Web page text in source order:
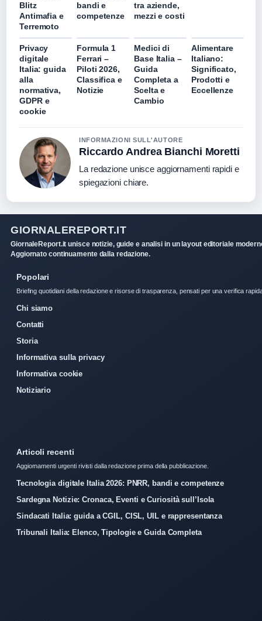
Blitz
Antimafia e
Terremoto
bandi e
competenze
tra aziende,
mezzi e costi
Privacy
digitale
Italia: guida
alla
normativa,
GDPR e
cookie
Formula 1
Ferrari –
Piloti 2026,
Classifica e
Notizie
Medici di
Base Italia –
Guida
Completa a
Scelta e
Cambio
Alimentare
Italiano:
Significato,
Prodotti e
Eccellenze
INFORMAZIONI SULL'AUTORE
Riccardo Andrea Bianchi Moretti
La redazione unisce aggiornamenti rapidi e
spiegazioni chiare.
GIORNALEREPORT.IT
GiornaleReport.it unisce notizie, guide e analisi in un layout editoriale
Aggiornato continuamente dalla redazione.
Popolari
Briefing quotidiani della redazione e risorse di trasparenza, pensati per una verifica
Chi siamo
Contatti
Storia
Informativa sulla privacy
Informativa cookie
Notiziario
Articoli recenti
Aggiornamenti urgenti rivisti dalla redazione prima della pubblicazione.
Tecnologia digitale Italia 2026: PNRR, bandi e competenze
Sardegna Notizie: Cronaca, Eventi e Curiosità sull’Isola
Sindacati Italia: guida a CGIL, CISL, UIL e rappresentanza
Tribunali Italia: Elenco, Tipologie e Guida Completa